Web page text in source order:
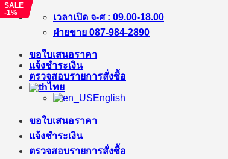
ข้าม
เนื้อหา
เวลาเปิด จ-ศ : 09.00-18.00
ฝ่ายขาย 087-984-2890
ขอใบเสนอราคา
แจ้งชำระเงิน
ตรวจสอบรายการสั่งซื้อ
ไทย
English
ขอใบเสนอราคา
แจ้งชำระเงิน
ตรวจสอบรายการสั่งซื้อ
SALE
-1%
SALE
-%
SALE
-%
SALE
-%